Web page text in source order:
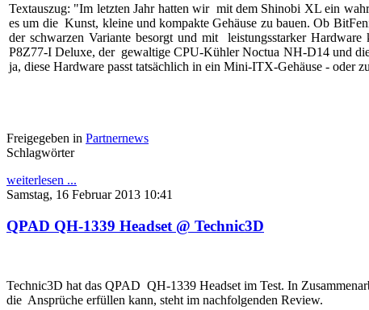
Textauszug: "Im letzten Jahr hatten wir mit dem Shinobi XL ein
es um die Kunst, kleine und kompakte Gehäuse zu bauen. Ob
der schwarzen Variante besorgt und mit leistungsstarker
P8Z77-I Deluxe, der gewaltige CPU-Kühler Noctua NH-D14 und
ja, diese Hardware passt tatsächlich in ein Mini-ITX-Gehäuse - oder
Freigegeben in Partnernews
Schlagwörter
weiterlesen ...
Samstag, 16 Februar 2013 10:41
QPAD QH-1339 Headset @ Technic3D
Technic3D hat das QPAD QH-1339 Headset im Test. In
die Ansprüche erfüllen kann, steht im nachfolgenden Review.